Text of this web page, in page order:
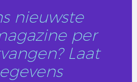
nieuwste
per
Laat